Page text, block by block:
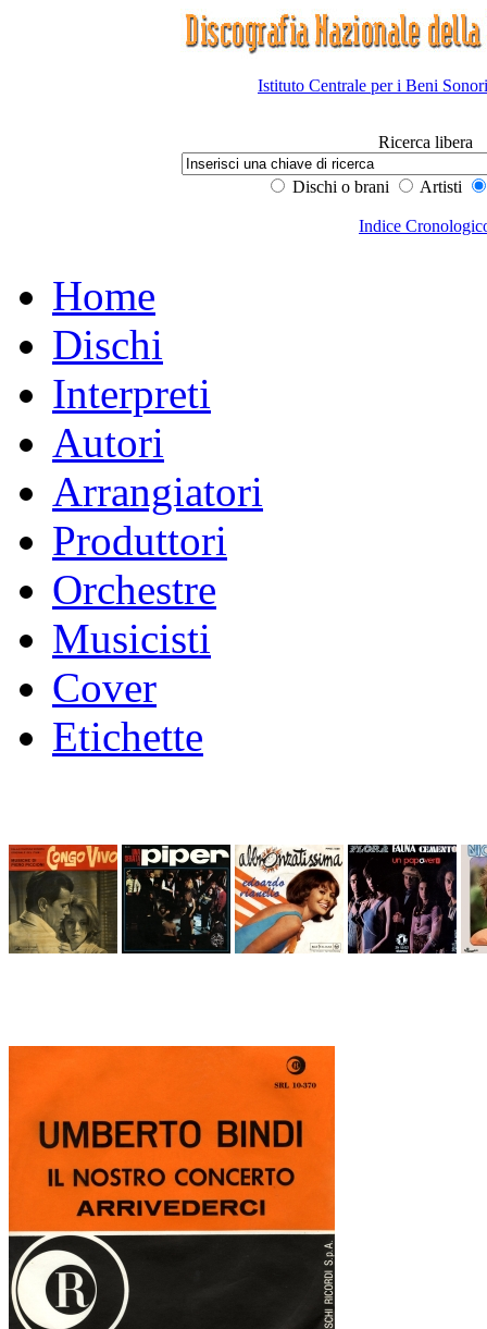
Istituto Centrale per i Beni
Ricerca libera
Dischi o brani Artisti
Indice
Home
Dischi
Interpreti
Autori
Arrangiatori
Produttori
Orchestre
Musicisti
Cover
Etichette